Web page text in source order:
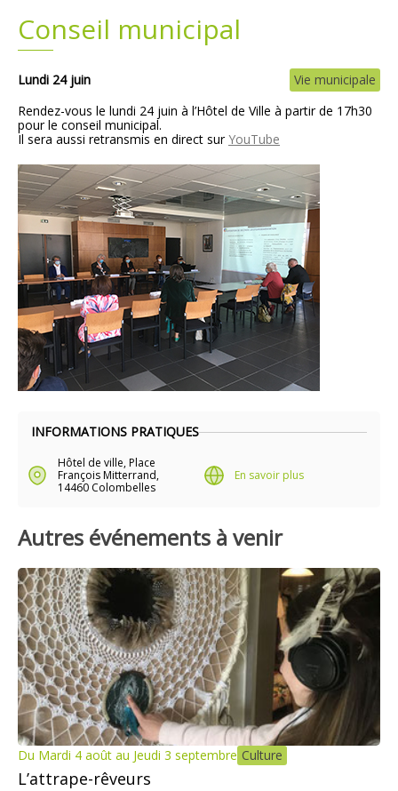
INFORMATIONS PRATIQUES
Hôtel de ville, Place
François Mitterrand,
14460 Colombelles
En savoir plus
Conseil municipal
Lundi 24 juin
Vie municipale
Rendez-vous le lundi 24 juin à l’Hôtel de Ville à partir de 17h30
pour le conseil municipal.
Il sera aussi retransmis en direct surYouTube
Autres événements à venir
Du Mardi 4 août au Jeudi 3 septembre Culture
L’attrape-rêveurs
Plans
Demandes légales
Emploi
Marchés publics
Grands projets